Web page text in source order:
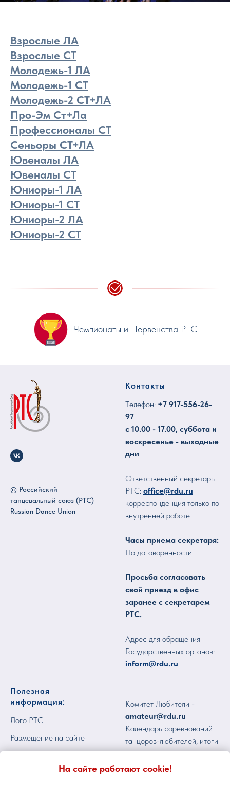
Взрослые ЛА
Взрослые СТ
Молодежь-1 ЛА
Молодежь-1 СТ
Молодежь-2 СТ+ЛА
Про-Эм Ст+Ла
Профессионалы СТ
Сеньоры СТ+ЛА
Ювеналы ЛА
Ювеналы CT
Юниоры-1 ЛА
Юниоры-1 CT
Юниоры-2 ЛА
Юниоры-2 CT
Чемпионаты и Первенства РТС
© Российский
танцевальный союз (РТС)
Russian Dance Union
Контакты
Tелефон: +7 917-556-26-
97
с 10.00 - 17.00, суббота и
воскресенье - выходные
дни
Ответственный секретарь
РТС: office@rdu.ru
корреспонденция только по
внутренней работе
Часы приема секретаря:
По договоренности
Просьба согласовать
свой приезд в офис
заранее с секретарем
РТС.
Адрес для обращения
Государственных органов:
inform@rdu.ru
Полезная
информация:
Лого РТС
Размещение на сайте
Комитет Любители -
amateur@rdu.ru
Календарь соревнований
танцоров-любителей, итоги
соревнований -
calendar@rdu.ru
На сайте работают cookie!